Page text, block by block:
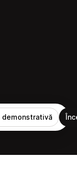
demonstrativă